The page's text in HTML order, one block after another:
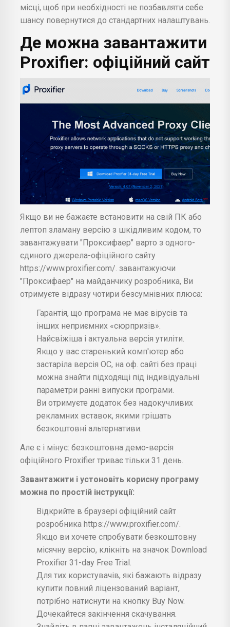
місці, щоб при необхідності не позбавляти себе
шансу повернутися до стандартних налаштувань.
Де можна завантажити
Proxifier: офіційний сайт
Якщо ви не бажаєте встановити на свій ПК або
лептоп зламану версію з шкідливим кодом, то
завантажувати "Проксифаер" варто з одного-
єдиного джерела-офіційного сайту
https://www.proxifier.com/. завантажуючи
"Проксифаер" на майданчику розробника, Ви
отримуєте відразу чотири безсумнівних плюса:
Гарантія, що програма не має вірусів та
інших неприємних «сюрпризів».
Найсвіжіша і актуальна версія утиліти.
Якщо у вас старенький комп'ютер або
застаріла версія ОС, на оф. сайті без праці
можна знайти підходящі під індивідуальні
параметри ранні випуски програми.
Ви отримуєте додаток без надокучливих
рекламних вставок, якими грішать
безкоштовні альтернативи.
Але є і мінус: безкоштовна демо-версія
офіційного Proxifier триває тільки 31 день.
Завантажити і устоновіть корисну програму
можна по простій інструкції:
Відкрийте в браузері офіційний сайт
розробника https://www.proxifier.com/.
Якщо ви хочете спробувати безкоштовну
місячну версію, клікніть на значок Download
Proxifier 31-day Free Trial.
Для тих користувачів, які бажають відразу
купити повний ліцензований варіант,
потрібно натиснути на кнопку Buy Now.
Дочекайтеся закінчення скачування.